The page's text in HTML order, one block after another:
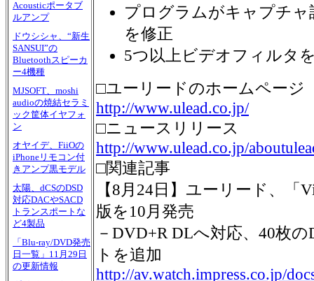
Acousticポータブ
ルアンプ
ドウシシャ、“新生
SANSUI”の
Bluetoothスピーカ
ー4機種
MJSOFT、moshi
audioの焼結セラミ
ック筐体イヤフォ
ン
オヤイデ、FiiOの
iPhoneリモコン付
きアンプ黒モデル
太陽、dCSのDSD
対応DACやSACD
トランスポートな
ど4製品
「Blu-ray/DVD発売
日一覧」11月29日
の更新情報
プログラムがキャプチ
を修正
5つ以上ビデオフィルタ
□ユーリードのホームページ
http://www.ulead.co.jp/
□ニュースリリース
http://www.ulead.co.jp/
□関連記事
【8月24日】ユーリード、「
版を10月発売
－DVD+R DLへ対応、40枚
トを追加
http://av.watch.impress.co.jp/